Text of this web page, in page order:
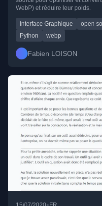
WebP) et réduire leur poids.
Interface Graphique open
Python
webp
Fabien LOISON